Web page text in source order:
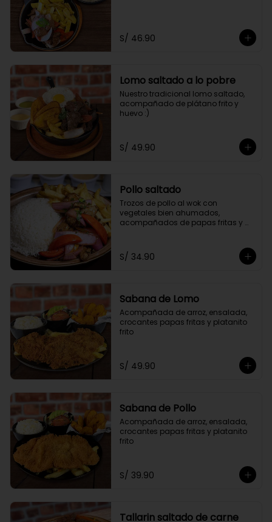
S/ 46.90
Lomo saltado a lo pobre
Nuestro tradicional lomo saltado,
acompañado de plátano frito y
huevo :)
S/ 49.90
Pollo saltado
Trozos de pollo al wok con
vegetales bien ahumados,
acompañados de papas fritas y
S/ 34.90
Sabana de Lomo
Acompañada de arroz, ensalada,
crocantes papas fritas y platanito
frito
S/ 49.90
Sabana de Pollo
Acompañada de arroz, ensalada,
crocantes papas fritas y platanito
frito
S/ 39.90
Tallarin saltado de carne